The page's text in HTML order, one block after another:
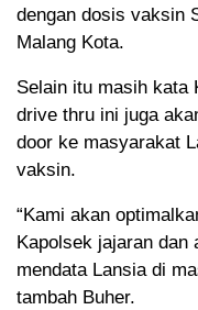
dengan dosis vaksin
Malang Kota.
Selain itu masih kata
drive thru ini juga
door ke masyarakat
vaksin.
“Kami akan
Kapolsek jajaran dan
mendata Lansia di
tambah Buher.